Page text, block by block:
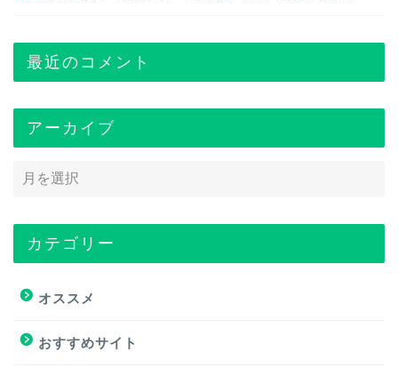
最近のコメント
アーカイブ
カテゴリー
オススメ
おすすめサイト